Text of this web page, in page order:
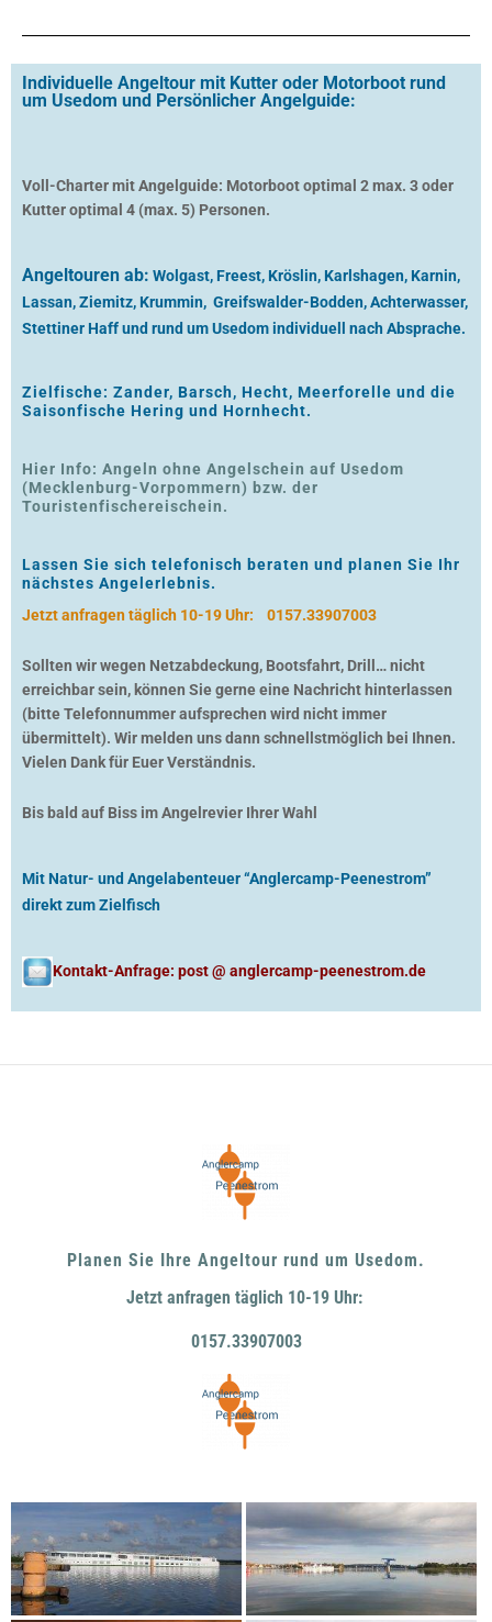
Individuelle Angeltour mit Kutter oder Motorboot rund
um Usedom und Persönlicher Angelguide:
Voll-Charter mit Angelguide: Motorboot optimal 2 max. 3 oder
Kutter optimal 4 (max. 5) Personen.
Angeltouren ab: Wolgast, Freest, Kröslin, Karlshagen, Karnin,
Lassan, Ziemitz, Krummin, Greifswalder-Bodden, Achterwasser,
Stettiner Haff und rund um Usedom individuell nach Absprache.
Zielfische: Zander, Barsch, Hecht, Meerforelle und die
Saisonfische Hering und Hornhecht.
Hier Info: Angeln ohne Angelschein auf Usedom
(Mecklenburg-Vorpommern) bzw. der
Touristenfischereischein.
Lassen Sie sich telefonisch beraten und planen Sie Ihr
nächstes Angelerlebnis.
Jetzt anfragen täglich 10-19 Uhr:
0157.33907003
Sollten wir wegen Netzabdeckung, Bootsfahrt, Drill… nicht
erreichbar sein, können Sie gerne eine Nachricht hinterlassen
(bitte Telefonnummer aufsprechen wird nicht immer
übermittelt). Wir melden uns dann schnellstmöglich bei Ihnen.
Vielen Dank für Euer Verständnis.
Bis bald auf Biss im Angelrevier Ihrer Wahl
Mit Natur- und Angelabenteuer “Anglercamp-Peenestrom”
direkt zum Zielfisch
Kontakt-Anfrage: post @ anglercamp-peenestrom.de
Planen Sie Ihre Angeltour rund um Usedom.
Jetzt anfragen täglich 10-19 Uhr:
0157.33907003